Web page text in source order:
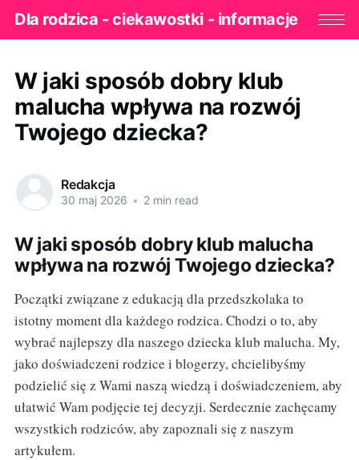
Dla rodzica - ciekawostki - informacje
W jaki sposób dobry klub
malucha wpływa na rozwój
Twojego dziecka?
Redakcja
30 maj 2026 • 2 min read
W jaki sposób dobry klub malucha
wpływa na rozwój Twojego dziecka?
Początki związane z edukacją dla przedszkolaka to
istotny moment dla każdego rodzica. Chodzi o to, aby
wybrać najlepszy dla naszego dziecka klub malucha. My,
jako doświadczeni rodzice i blogerzy, chcielibyśmy
podzielić się z Wami naszą wiedzą i doświadczeniem, aby
ułatwić Wam podjęcie tej decyzji. Serdecznie zachęcamy
wszystkich rodziców, aby zapoznali się z naszym
artykułem.